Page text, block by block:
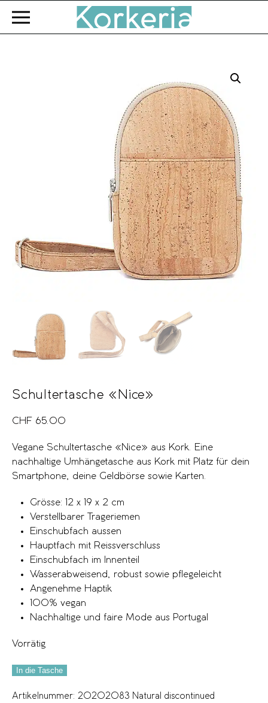
Zum Hauptinhalt springen
Schultertasche «Nice»
CHF 65.00
Vegane Schultertasche «Nice» aus Kork. Eine
nachhaltige Umhängetasche aus Kork mit Platz für dein
Smartphone, deine Geldbörse sowie Karten.
Grösse: 12 x 19 x 2 cm
Verstellbarer Trageriemen
Einschubfach aussen
Hauptfach mit Reissverschluss
Einschubfach im Innenteil
Wasserabweisend, robust sowie pflegeleicht
Angenehme Haptik
100% vegan
Nachhaltige und faire Mode aus Portugal
Vorrätig
In die Tasche
Artikelnummer: 20202083 Natural discontinued